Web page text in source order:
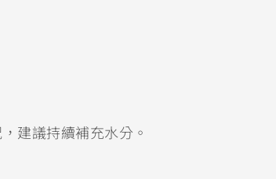
建議持續補充水分。